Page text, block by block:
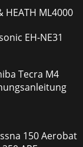
HEATH ML4000
EH-NE31
M4